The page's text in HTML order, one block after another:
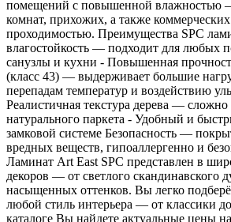
помещений с повышенной влажностью
комнат, прихожих, а также
проходимостью. Преимущества SPC
влагостойкость — подходит для любых
санузлы и кухни - Повышенная
(класс 43) — выдерживает большие
перепадам температур и воздействию
Реалистичная текстура дерева — сложно
натурального паркета - Удобный и
замковой системе Безопасность —
вредных веществ, гипоаллергенно и
Ламинат Art East SPC представлен в
декоров — от светлого скандинавского
насыщенных оттенков. Вы легко
любой стиль интерьера — от классики
каталоге Вы найдете актуальные цены